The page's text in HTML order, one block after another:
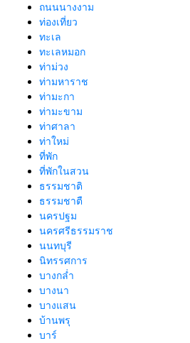
ถนนนางงาม
ท่องเที่ยว
ทะเล
ทะเลหมอก
ท่าม่วง
ท่ามหาราช
ท่ามะกา
ท่ามะขาม
ท่าศาลา
ท่าใหม่
ที่พัก
ที่พักในสวน
ธรรมชาติ
ธรรมชาตื
นครปฐม
นครศรีธรรมราช
นนทบุรี
นิทรรศการ
บางกล่ำ
บางนา
บางแสน
บ้านพรุ
บาร์